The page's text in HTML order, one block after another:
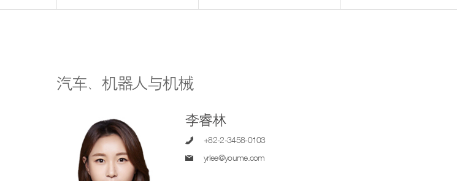
汽车、机器人与机械
李睿林
+82-2-3458-0103
yrlee@youme.com